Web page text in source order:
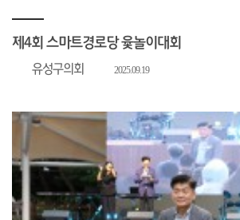
제4회 스마트경로당 윷놀이대회
유성구의회 2025.09.19